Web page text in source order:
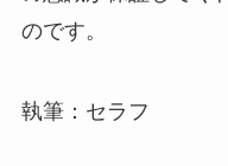
のです。
執筆：セラフ